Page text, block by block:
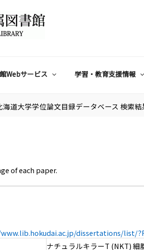
Webサービス 学習・教育支援情報
海道大学学位論文目録データベース 検索結
of each paper.
dissertations/list/
ナチュラルキラーT (NKT) 細